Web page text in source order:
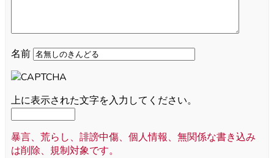
名前
上に表示された文字を入力してください。
暴言、荒らし、誹謗中傷、個人情報、無関係な書き込み
は削除、規制対象です。